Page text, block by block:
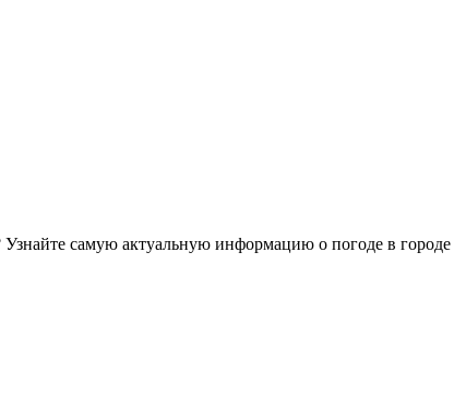
Узнайте самую актуальную информацию о погоде в городе